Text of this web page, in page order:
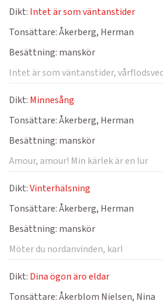
Dikt: Intet är som väntanstider
Tonsättare:Åkerberg, Herman
Besättning: manskör
Intet är som väntanstider,
Dikt: Minnesång
Tonsättare:Åkerberg, Herman
Besättning: manskör
Amour, amour! Min kärlek är en lur
Dikt:Vinterhälsning
Tonsättare:Åkerberg, Herman
Besättning: manskör
Möter du nordanvinden, karl
Dikt: Dina ögon äro eldar
Tonsättare:Åkerblom Nielsen, Nina